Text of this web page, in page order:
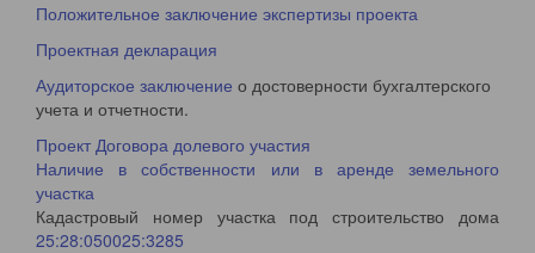
Положительное заключение экспертизы проекта
Проектная декларация
Аудиторское заключение о достоверности бухгалтерского
учета и отчетности.
Проект Договора долевого участия
Наличие в собственности или в аренде земельного
участка
Кадастровый номер участка под строительство дома
25:28:050025:3285